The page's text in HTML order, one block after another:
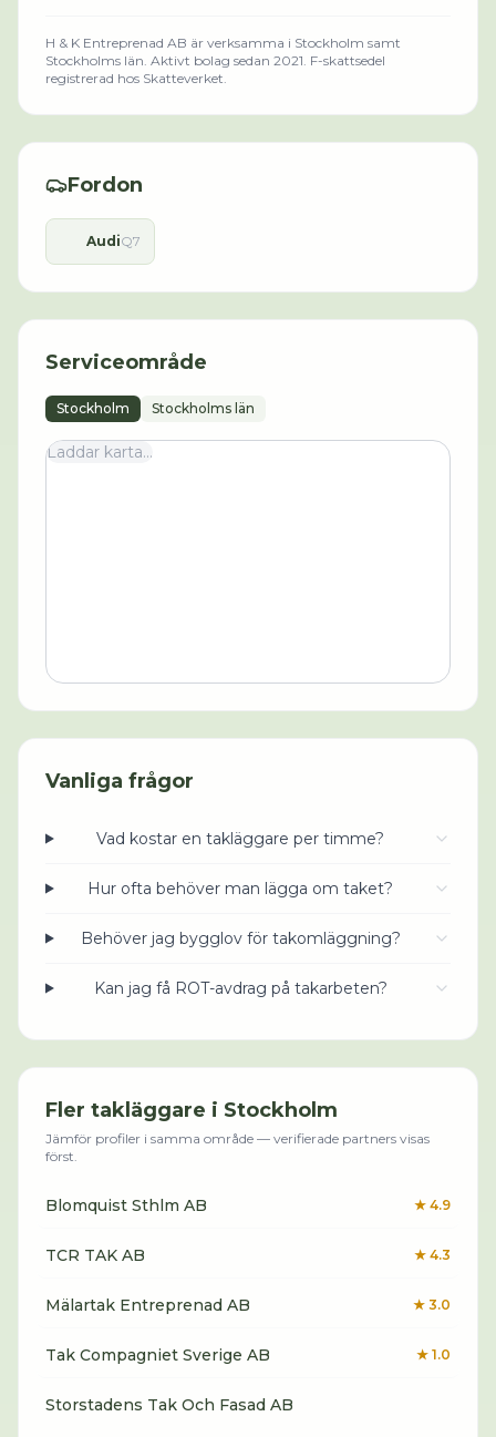
H & K Entreprenad AB är verksamma i Stockholm samt
Stockholms län. Aktivt bolag sedan 2021. F-skattsedel
registrerad hos Skatteverket.
Fordon
AudiQ7
Serviceområde
Stockholm Stockholms län
Laddar karta...
Vanliga frågor
Vad kostar en takläggare per timme?
Hur ofta behöver man lägga om taket?
Behöver jag bygglov för takomläggning?
Kan jag få ROT-avdrag på takarbeten?
Fler takläggare i Stockholm
Jämför profiler i samma område — verifierade partners visas
först.
Blomquist Sthlm AB ★ 4.9
TCR TAK AB ★ 4.3
Mälartak Entreprenad AB ★ 3.0
Tak Compagniet Sverige AB ★ 1.0
Storstadens Tak Och Fasad AB